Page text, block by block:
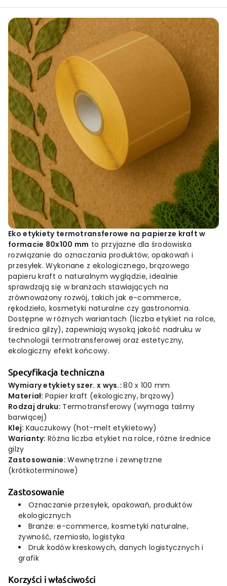
Eko etykiety termotransferowe na papierze kraft w
formacie 80x100 mm to przyjazne dla środowiska
rozwiązanie do oznaczania produktów, opakowań i
przesyłek. Wykonane z ekologicznego, brązowego
papieru kraft o naturalnym wyglądzie, idealnie
sprawdzają się w branżach stawiających na
zrównoważony rozwój, takich jak e-commerce,
rękodzieło, kosmetyki naturalne czy gastronomia.
Dostępne w różnych wariantach (liczba etykiet na rolce,
średnica gilzy), zapewniają wysoką jakość nadruku w
technologii termotransferowej oraz estetyczny,
ekologiczny efekt końcowy.
Specyfikacja techniczna
Wymiary etykiety szer. x wys.:80 x 100 mm
Materiał: Papier kraft (ekologiczny, brązowy)
Rodzaj druku: Termotransferowy (wymaga taśmy
barwiącej)
Klej: Kauczukowy (hot-melt etykietowy)
Warianty: Różna liczba etykiet na rolce, różne średnice
gilzy
Zastosowanie:Wewnętrzne i zewnętrzne
(krótkoterminowe)
Zastosowanie
Oznaczanie przesyłek, opakowań, produktów
ekologicznych
Branże: e-commerce, kosmetyki naturalne,
żywność, rzemiosło, logistyka
Druk kodów kreskowych, danych logistycznych i
grafik
Korzyści i właściwości